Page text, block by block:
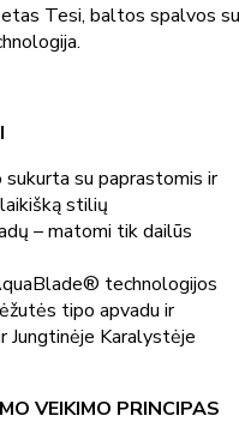
Tesi, baltos spalvos su
su paprastomis ir
stilių
– matomi tik dailūs
technologijos
tipo apvadu ir
Jungtinėje Karalystėje
VEIKIMO PRINCIPAS